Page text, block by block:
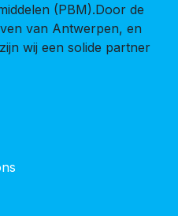
(PBM).Door de
van Antwerpen, en
wij een solide partner